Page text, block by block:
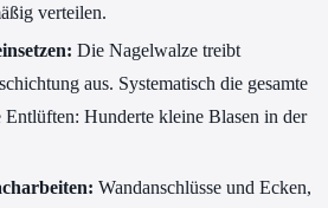
verteilen.
Die Nagelwalze treibt
aus. Systematisch die gesamte
Entlüften: Hunderte kleine Blasen in der
Wandanschlüsse und Ecken,